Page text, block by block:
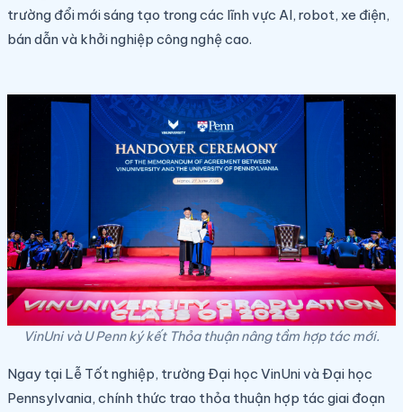
trường đổi mới sáng tạo trong các lĩnh vực AI, robot, xe điện,
bán dẫn và khởi nghiệp công nghệ cao.
VinUni và U Penn ký kết Thỏa thuận nâng tầm hợp tác mới.
Ngay tại Lễ Tốt nghiệp, trường Đại học VinUni và Đại học
Pennsylvania, chính thức trao thỏa thuận hợp tác giai đoạn